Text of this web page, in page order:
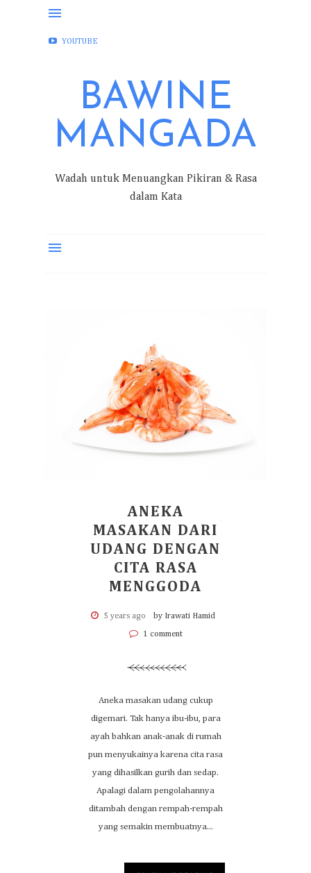
FACEBOOK
YOUTUBE
BAWINE
MANGADA
Wadah untuk Menuangkan Pikiran & Rasa
dalam Kata
ANEKA
MASAKAN DARI
UDANG DENGAN
CITA RASA
MENGGODA
5 years ago by Irawati Hamid
1 comment
Aneka masakan udang cukup
digemari. Tak hanya ibu-ibu, para
ayah bahkan anak-anak di rumah
pun menyukainya karena cita rasa
yang dihasilkan gurih dan sedap.
Apalagi dalam pengolahannya
ditambah dengan rempah-rempah
yang semakin membuatnya...